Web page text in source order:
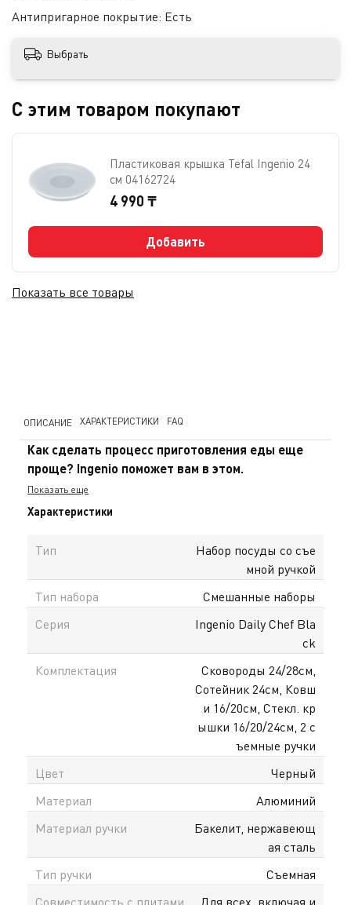
Антипригарное покрытие: Есть
Выбрать
С этим товаром покупают
Пластиковая крышка Tefal Ingenio 24
см 04162724
4 990 ₸
Добавить
Показать все товары
ОПИСАНИЕ ХАРАКТЕРИСТИКИ FAQ
Как сделать процесс приготовления еды еще
проще? Ingenio поможет вам в этом.
Съемная ручка, которая подходит и для ковшей, и
для сковород и позволяет переносить их с плиты в
Дизайн, благодаря которому посуда ставится одна
в другую и экономит пространство на кухне? Тоже
есть. Ingenio упрощает процесс приготовления
еды! Готовьте легко и не тратьте много времени на
уборку с надежной посудой Ingenio Daily Chef.
Сверхпрочное антипригарное покрытие внутри и
снаружи превращает приготовление еды в
удовольствие – каким оно и должно быть.
Показать еще
Характеристики
Тип
Набор посуды со съе
мной ручкой
Тип набора
Смешанные наборы
Серия
Ingenio Daily Chef Bla
ck
Комплектация
Сковороды 24/28см,
Сотейник 24см, Ковш
и 16/20см, Стекл. кр
ышки 16/20/24см, 2 с
ъемные ручки
Цвет
Черный
Материал
Алюминий
Материал ручки
Бакелит, нержавеющ
ая сталь
Тип ручки
Съемная
Совместимость с плитами
Для всех, включая и